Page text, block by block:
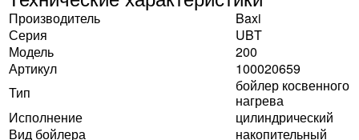
Производитель
Baxi
Серия
UBT
Модель
200
Артикул
100020659
Тип
бойлер косвенного
нагрева
Исполнение
цилиндрический
Вид бойлера
накопительный